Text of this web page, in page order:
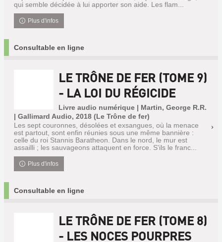
qui semble décidée à lui apporter son aide. Les flam...
Plus d'infos
Consultable en ligne
LE TRÔNE DE FER (TOME 9)
- LA LOI DU RÉGICIDE
Livre audio numérique | Martin, George R.R.
| Gallimard Audio, 2018 (Le Trône de fer)
Les sept couronnes, désolées et exsangues, où la menace
est partout, sont enfin réunies sous une même bannière :
celle du roi Stannis Baratheon. Dans le nord, le mur est
assailli ; les sauvageons attaquent en force. S'ils le franc...
Plus d'infos
Consultable en ligne
LE TRÔNE DE FER (TOME 8)
- LES NOCES POURPRES